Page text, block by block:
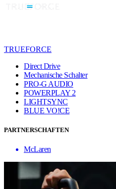
TRUEFORCE
Direct Drive
Mechanische Schalter
PRO-G AUDIO
POWERPLAY 2
LIGHTSYNC
BLUE VO!CE
PARTNERSCHAFTEN
McLaren